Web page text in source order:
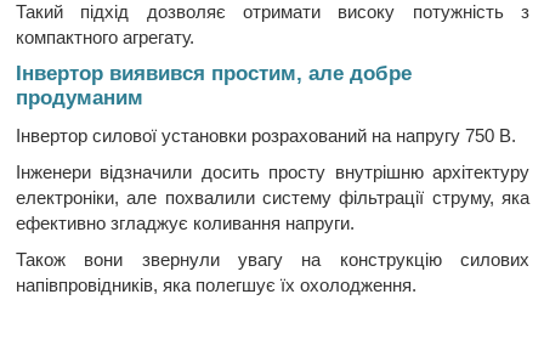
Такий підхід дозволяє отримати високу потужність з
компактного агрегату.
Інвертор виявився простим, але добре
продуманим
Інвертор силової установки розрахований на напругу 750 В.
Інженери відзначили досить просту внутрішню архітектуру
електроніки, але похвалили систему фільтрації струму, яка
ефективно згладжує коливання напруги.
Також вони звернули увагу на конструкцію силових
напівпровідників, яка полегшує їх охолодження.